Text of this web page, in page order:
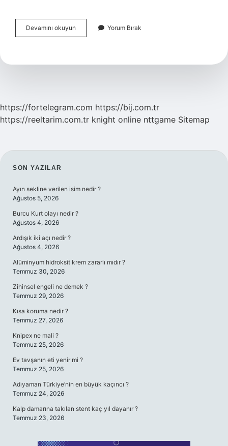
Devamını okuyun
Ders
Olur
Yorum Bırak
https://fortelegram.com https://bij.com.tr
https://reeltarim.com.tr knight online nttgame Sitemap
SIDEBAR
SON YAZILAR
Ayın sekline verilen isim nedir ?
Ağustos 5, 2026
Burcu Kurt olayı nedir ?
Ağustos 4, 2026
Ardışık iki açı nedir ?
Ağustos 4, 2026
Alüminyum hidroksit krem zararlı mıdır ?
Temmuz 30, 2026
Zihinsel engeli ne demek ?
Temmuz 29, 2026
Kısa koruma nedir ?
Temmuz 27, 2026
Knipex ne mali ?
Temmuz 25, 2026
Ev tavşanın eti yenir mi ?
Temmuz 25, 2026
Adıyaman Türkiye’nin en büyük kaçıncı ?
Temmuz 24, 2026
Kalp damarına takılan stent kaç yıl dayanır ?
Temmuz 23, 2026